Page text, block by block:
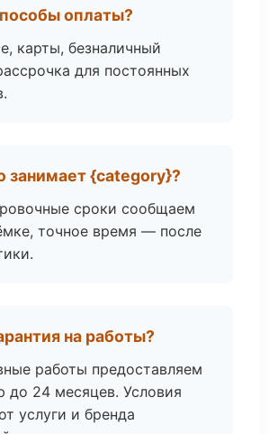
оплаты?
карты, безналичный
для постоянных
занимает {category}?
сроки сообщаем
точное время — после
на работы?
работы предоставляем
до 24 месяцев. Условия
услуги и бренда